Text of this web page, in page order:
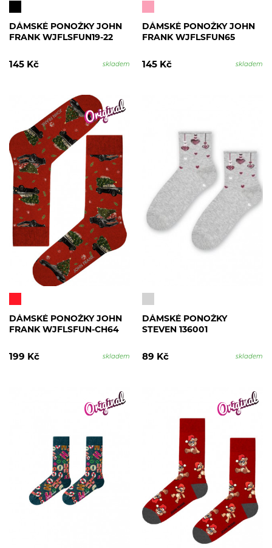
DÁMSKÉ PONOŽKY JOHN
FRANK WJFLSFUN19-22
145 Kč skladem
DÁMSKÉ PONOŽKY JOHN
FRANK WJFLSFUN65
145 Kč skladem
DÁMSKÉ PONOŽKY JOHN
FRANK WJFLSFUN-CH64
199 Kč skladem
DÁMSKÉ PONOŽKY
STEVEN 136001
89 Kč skladem